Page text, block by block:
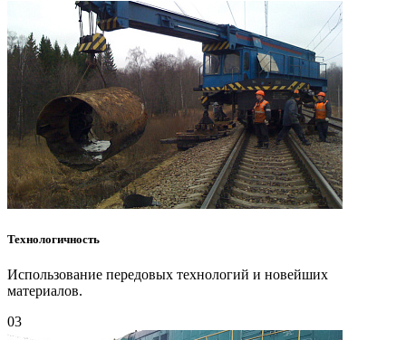
Технологичность
Использование передовых технологий и новейших
материалов.
03